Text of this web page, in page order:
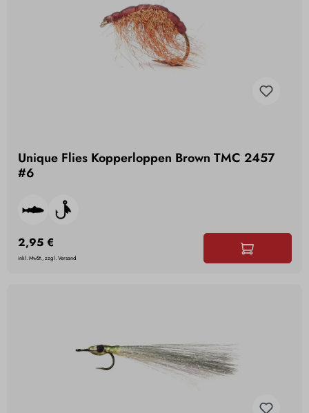
Unique Flies Kopperloppen Brown TMC 2457
#6
2,95 €
inkl. MwSt., zzgl. Versand